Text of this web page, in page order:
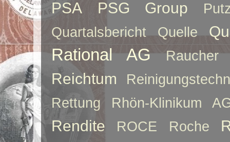
PSA
PSG Group
Quartalsbericht
Quelle
Rational AG Raucher
Reichtum
Rettung
Rhön-Klinikum
Rendite ROCE Roche